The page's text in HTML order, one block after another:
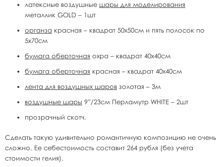
латексные воздушные шары для моделирования
металлик GOLD – 1шт
органза красная – квадрат 50х50см и пять полосок по
5х70см
бумага оберточная охра – квадрат 40х40см
бумага оберточная красная – квадрат 40х40см
лента для воздушных шаров золотая – 3м
воздушные шары 9”/23см Перламутр WHITE – 2шт
прозрачный скотч.
Сделать такую удивительно романтичную композицию не очень
сложно. Ее себестоимость составит 264 рубля (без учета
стоимости гелия).